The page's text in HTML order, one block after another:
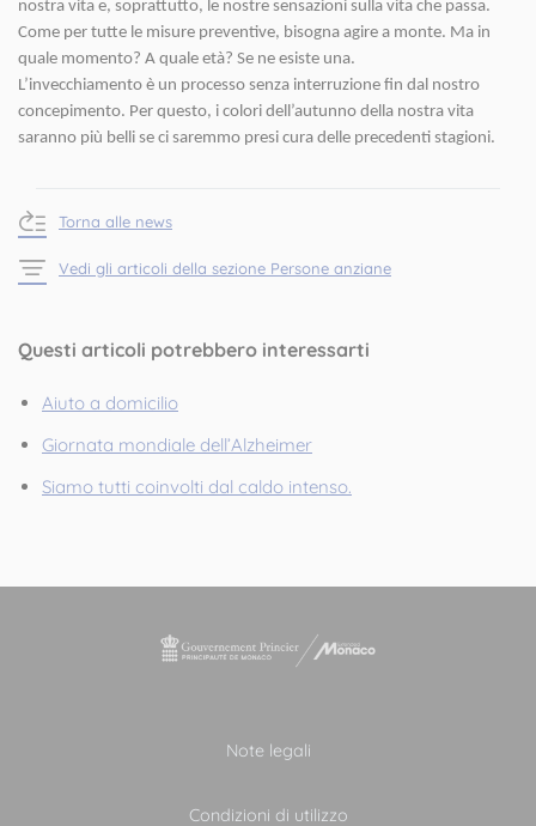
nostra vita e, soprattutto, le nostre sensazioni sulla vita che passa.
Come per tutte le misure preventive, bisogna agire a monte. Ma in
quale momento? A quale età? Se ne esiste una.
L’invecchiamento è un processo senza interruzione fin dal nostro
concepimento. Per questo, i colori dell’autunno della nostra vita
saranno più belli se ci saremmo presi cura delle precedenti stagioni.
Torna alle news
Vedi gli articoli della sezione Persone anziane
Questi articoli potrebbero interessarti
Aiuto a domicilio
Giornata mondiale dell’Alzheimer
Siamo tutti coinvolti dal caldo intenso.
Note legali
Condizioni di utilizzo